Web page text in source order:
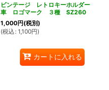
ビンテージ レトロキーホルダー
車 ロゴマーク ３種 SZ260
1,000円(税別)
(税込 : 1,100円)
カートに入れる